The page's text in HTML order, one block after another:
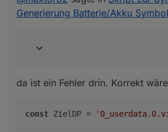
Ro75.
Generierung Batterie/Akku Symbol
da ist ein Fehler drin. Korrekt wäre
const ZielDP =